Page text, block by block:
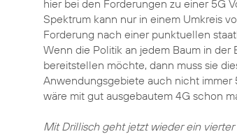
hier bei den Forderungen zu einer 5G
Spektrum kann nur in einem Umkreis
Forderung nach einer punktuellen
Wenn die Politik an jedem Baum in
bereitstellen möchte, dann muss sie
Anwendungsgebiete auch nicht immer
wäre mit gut ausgebautem 4G schon
Mit Drillisch geht jetzt wieder ein